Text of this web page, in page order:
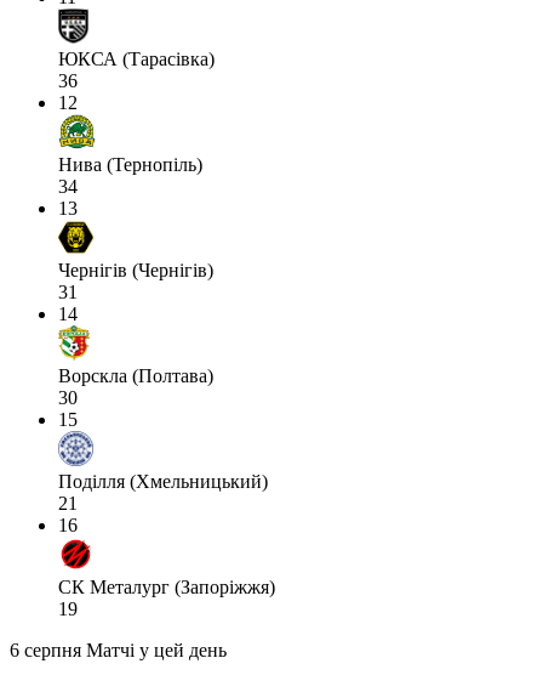
ЮКСА (Тарасівка)
36
12
Нива (Тернопіль)
34
13
Чернігів (Чернігів)
31
14
Ворскла (Полтава)
30
15
Поділля (Хмельницький)
21
16
СК Металург (Запоріжжя)
19
6 серпня Матчі у цей день